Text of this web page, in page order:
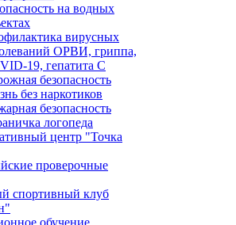
на водных
вирусных
ОРВИ, гриппа,
19, гепатита С
безопасность
без наркотиков
безопасность
логопеда
центр "Точка
проверочные
спортивный клуб
обучение